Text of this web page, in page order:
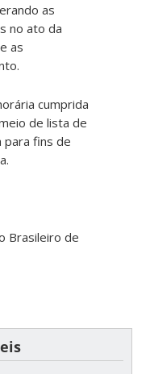
as
no ato da
as
cumprida
de lista de
para fins de
Brasileiro de